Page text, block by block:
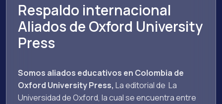
Respaldo internacional
Aliados de Oxford University
Press
Somos aliados educativos en Colombia de
Oxford University Press, La editorial de La
Universidad de Oxford, la cual se encuentra entre